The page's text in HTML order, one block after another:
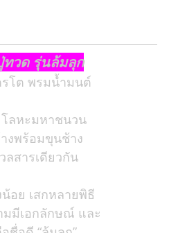
ทวด รุ่นล้มลุก
โต พรมน้ำมนต์
โลหะมหาชนวน
งพร้อมขุนช้าง
ลสารเดียวกัน
อย เสกหลายพิธี
มมีเอกลักษณ์ และ